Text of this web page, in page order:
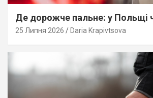
Де дорожче пальне: у Польщі
25 Липня 2026 Daria Krapivtsova